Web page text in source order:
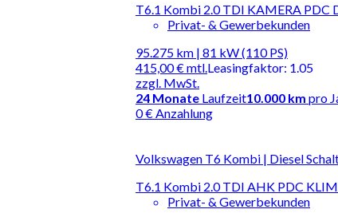
T6.1 Kombi 2.0 TDI KAMERA PDC
Privat- & Gewerbekunden
95.275 km | 81 kW (110 PS)
415,00 €mtl.
zzgl. MwSt.
Leasingfaktor: 1.05
24 Monate Laufzeit10.000 km pro
0 € Anzahlung
Volkswagen T6 Kombi | Diesel
T6.1 Kombi 2.0 TDI AHK PDC
Privat- & Gewerbekunden